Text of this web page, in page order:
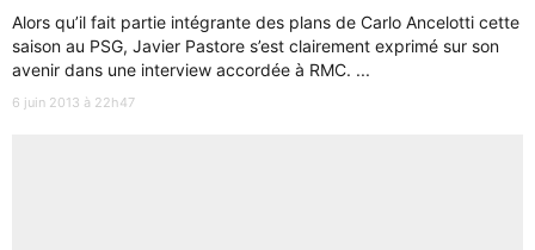
Alors qu’il fait partie intégrante des plans de Carlo Ancelotti cette
saison au PSG, Javier Pastore s’est clairement exprimé sur son
avenir dans une interview accordée à RMC. ...
6 juin 2013 à 22h47